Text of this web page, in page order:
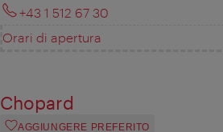
+43 1 512 67 30
Orari di apertura
Chopard
AGGIUNGERE PREFERITO